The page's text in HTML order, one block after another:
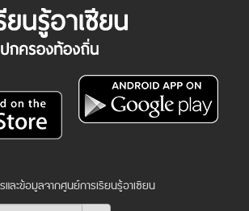
ละข้อมูลจากศูนย์การเรียนรู้อาเซียน